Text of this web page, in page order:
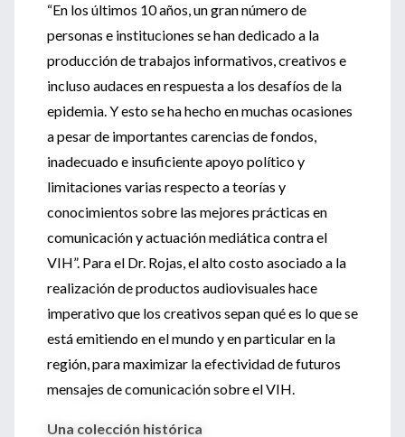
“En los últimos 10 años, un gran número de
personas e instituciones se han dedicado a la
producción de trabajos informativos, creativos e
incluso audaces en respuesta a los desafíos de la
epidemia. Y esto se ha hecho en muchas ocasiones
a pesar de importantes carencias de fondos,
inadecuado e insuficiente apoyo político y
limitaciones varias respecto a teorías y
conocimientos sobre las mejores prácticas en
comunicación y actuación mediática contra el
VIH”. Para el Dr. Rojas, el alto costo asociado a la
realización de productos audiovisuales hace
imperativo que los creativos sepan qué es lo que se
está emitiendo en el mundo y en particular en la
región, para maximizar la efectividad de futuros
mensajes de comunicación sobre el VIH.
Una colección histórica